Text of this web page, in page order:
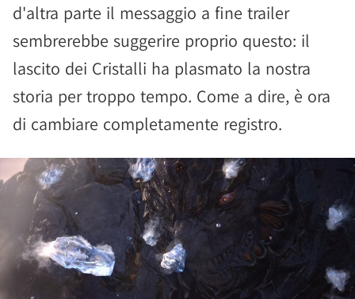
d'altra parte il messaggio a fine trailer
sembrerebbe suggerire proprio questo: il
lascito dei Cristalli ha plasmato la nostra
storia per troppo tempo. Come a dire, è ora
di cambiare completamente registro.